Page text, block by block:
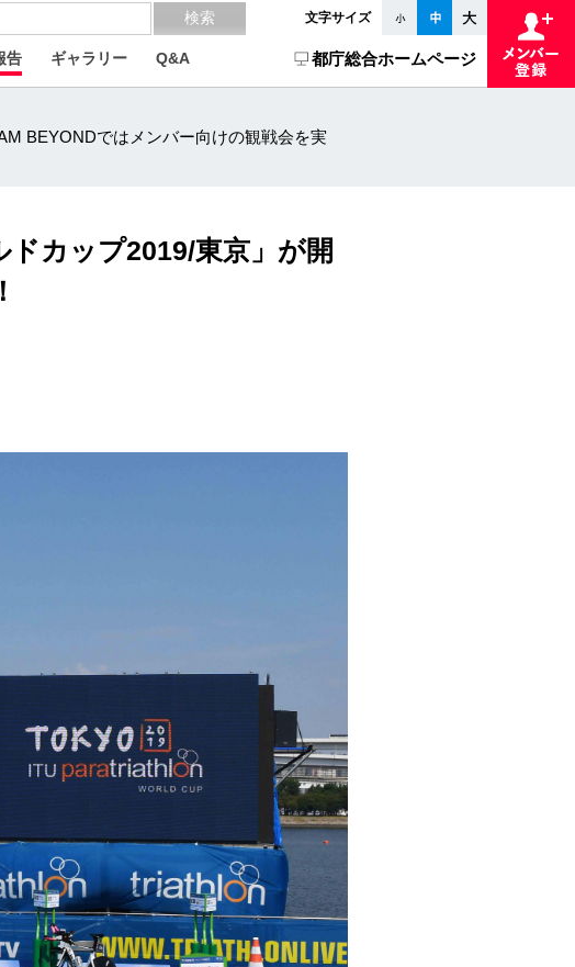
文字サイズ
告 ギャラリー Q&A 都庁総合ホームページ
BEYONDではメンバー向けの観戦会を実
カップ2019/東京」が開